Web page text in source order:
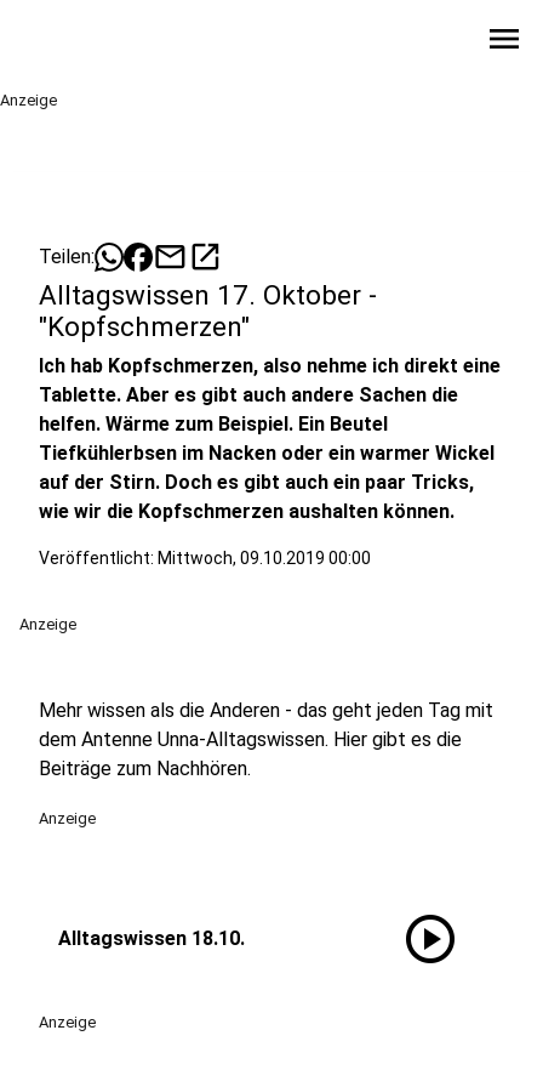
menu
Anzeige
Teilen: mailopen_in_new
Alltagswissen 17. Oktober -
"Kopfschmerzen"
Ich hab Kopfschmerzen, also nehme ich direkt eine
Tablette. Aber es gibt auch andere Sachen die
helfen. Wärme zum Beispiel. Ein Beutel
Tiefkühlerbsen im Nacken oder ein warmer Wickel
auf der Stirn. Doch es gibt auch ein paar Tricks,
wie wir die Kopfschmerzen aushalten können.
Veröffentlicht: Mittwoch, 09.10.2019 00:00
Anzeige
Mehr wissen als die Anderen - das geht jeden Tag mit
dem Antenne Unna-Alltagswissen. Hier gibt es die
Beiträge zum Nachhören.
Anzeige
Alltagswissen 18.10. play_circle
Anzeige